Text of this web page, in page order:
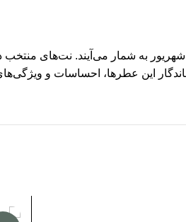
به شمار می‌آیند. نت‌های منتخب
این عطرها، احساسات و